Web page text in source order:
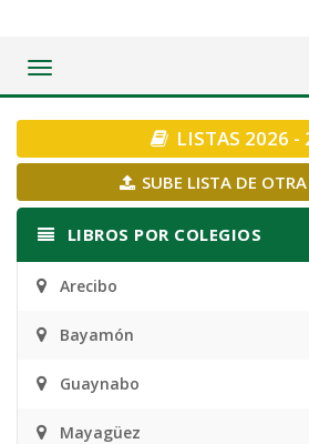
Toggle
LISTAS 2026 -
SUBE LISTA DE
LIBROS POR COLEGIOS
Arecibo
Bayamón
Guaynabo
Mayagüez